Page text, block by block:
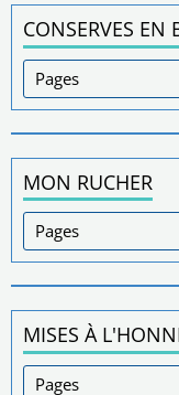
CONSERVES EN
MON RUCHER
MISES À